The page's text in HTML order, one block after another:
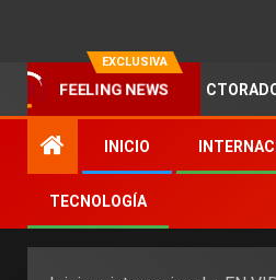
EXCLUSIVA
FEELING NEWS
PRESENTA “DOCTORADO EN
INICIO
TECNOLOGÍA